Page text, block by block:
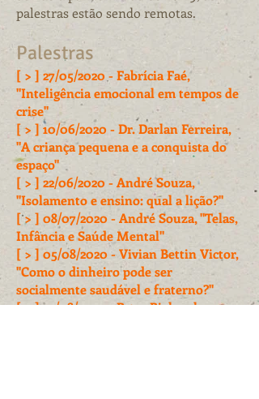
palestras estão sendo remotas.
Palestras
[ > ] 27/05/2020 - Fabrícia Faé,
"Inteligência emocional em tempos de
crise"
[ > ] 10/06/2020 - Dr. Darlan Ferreira,
"A criança pequena e a conquista do
espaço"
[ > ] 22/06/2020 - André Souza,
"Isolamento e ensino: qual a lição?"
[ > ] 08/07/2020 - André Souza, "Telas,
Infância e Saúde Mental"
[ > ] 05/08/2020 - Vivian Bettin Victor,
"Como o dinheiro pode ser
socialmente saudável e fraterno?"
[ > ] 27/08/2020 - Peter Biekarck,